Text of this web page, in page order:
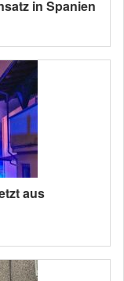
in Spanien
aus